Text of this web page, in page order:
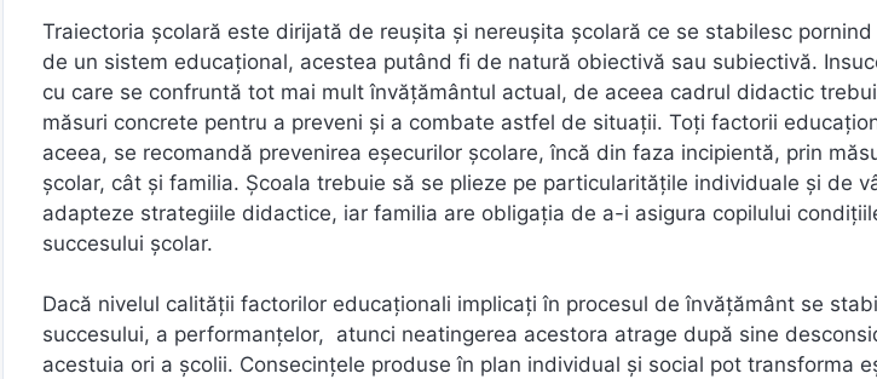
Traiectoria școlară este dirijată de reușita și nereușita școlară ce se stabilesc
de un sistem educațional, acestea putând fi de natură obiectivă sau subiectivă.
cu care se confruntă tot mai mult învățământul actual, de aceea cadrul didactic
măsuri concrete pentru a preveni și a combate astfel de situații. Toți factorii
aceea, se recomandă prevenirea eșecurilor școlare, încă din faza incipientă, prin
școlar, cât și familia. Școala trebuie să se plieze pe particularitățile individuale și de
adapteze strategiile didactice, iar familia are obligația de a-i asigura copilului
succesului școlar.
Dacă nivelul calității factorilor educaționali implicați în procesul de învățământ se
succesului, a performanțelor, atunci neatingerea acestora atrage după sine
acestuia ori a școlii. Consecințele produse în plan individual și social pot transforma